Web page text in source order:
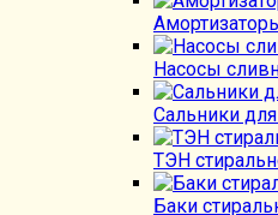
Насосы
Сальники
ТЭН
Баки